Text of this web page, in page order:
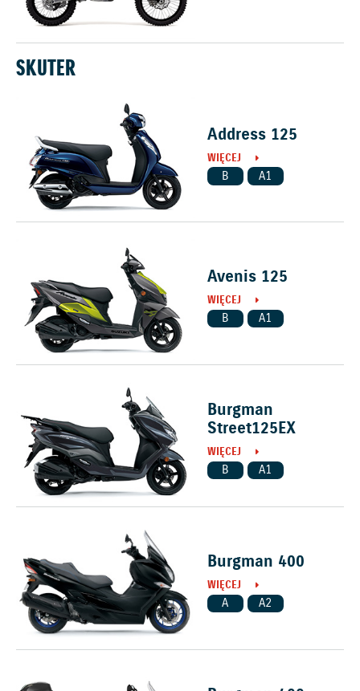
SKUTER
Address 125
WIĘCEJ
B A1
Avenis 125
WIĘCEJ
B A1
Burgman
Street125EX
WIĘCEJ
B A1
Burgman 400
WIĘCEJ
A A2